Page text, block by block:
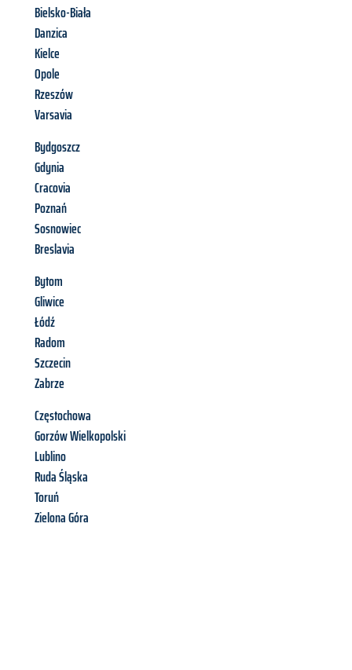
Bielsko-Biała
Danzica
Kielce
Opole
Rzeszów
Varsavia
Bydgoszcz
Gdynia
Cracovia
Poznań
Sosnowiec
Breslavia
Bytom
Gliwice
Łódź
Radom
Szczecin
Zabrze
Częstochowa
Gorzów Wielkopolski
Lublino
Ruda Śląska
Toruń
Zielona Góra